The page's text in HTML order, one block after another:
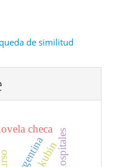
de similitud
checa hospitales